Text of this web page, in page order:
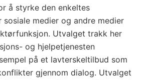
å styrke den enkeltes
sosiale medier og andre medier
Utvalget trakk her
og hjelpetjenesten
på et lavterskeltilbud som
gjennom dialog. Utvalget